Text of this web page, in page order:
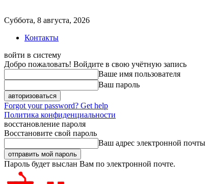
Суббота, 8 августа, 2026
Контакты
войти в систему
Добро пожаловать! Войдите в свою учётную запись
Ваше имя пользователя
Ваш пароль
Forgot your password? Get help
Политика конфиденциальности
восстановление пароля
Восстановите свой пароль
Ваш адрес электронной почты
Пароль будет выслан Вам по электронной почте.